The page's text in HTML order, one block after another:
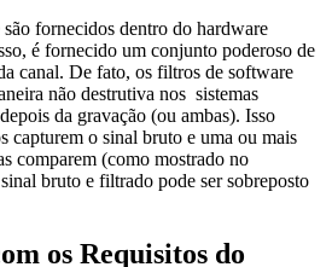
fornecidos dentro do hardware
é fornecido um conjunto poderoso de
canal. De fato, os filtros de software
não destrutiva nos sistemas
da gravação (ou ambas). Isso
capturem o sinal bruto e uma ou mais
comparem (como mostrado no
bruto e filtrado pode ser sobreposto
os Requisitos do